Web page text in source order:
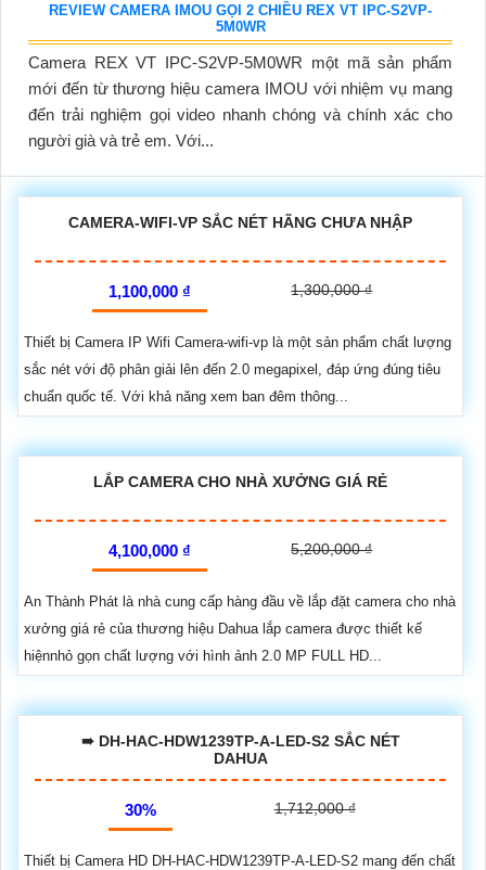
REVIEW CAMERA IMOU GỌI 2 CHIỀU REX VT IPC-S2VP-
5M0WR
Camera REX VT IPC-S2VP-5M0WR một mã sản phẩm
mới đến từ thương hiệu camera IMOU với nhiệm vụ mang
đến trải nghiệm gọi video nhanh chóng và chính xác cho
người già và trẻ em. Với...
CAMERA-WIFI-VP SẮC NÉT HÃNG CHƯA NHẬP
1,100,000 ₫ 1,300,000 ₫
Thiết bị Camera IP Wifi Camera-wifi-vp là một sản phẩm chất lượng
sắc nét với độ phân giải lên đến 2.0 megapixel, đáp ứng đúng tiêu
chuẩn quốc tế. Với khả năng xem ban đêm thông...
LẮP CAMERA CHO NHÀ XƯỞNG GIÁ RẺ
4,100,000 ₫ 5,200,000 ₫
An Thành Phát là nhà cung cấp hàng đầu về lắp đặt camera cho nhà
xưởng giá rẻ của thương hiệu Dahua lắp camera được thiết kế
hiệnnhỏ gọn chất lượng với hình ảnh 2.0 MP FULL HD...
➠ DH-HAC-HDW1239TP-A-LED-S2 SẮC NÉT
DAHUA
30% 1,712,000 ₫
Thiết bị Camera HD DH-HAC-HDW1239TP-A-LED-S2 mang đến chất